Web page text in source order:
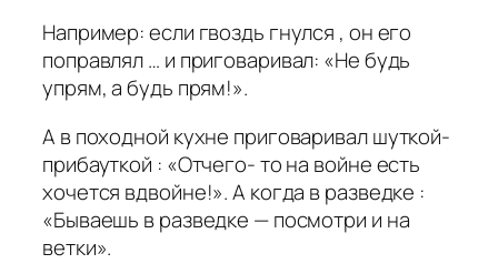
Например: если гвоздь гнулся , он его
поправлял … и приговаривал: «Не будь
упрям, а будь прям!».
А в походной кухне приговаривал шуткой-
прибауткой : «Отчего- то на войне есть
хочется вдвойне!». А когда в разведке :
«Бываешь в разведке — посмотри и на
ветки».